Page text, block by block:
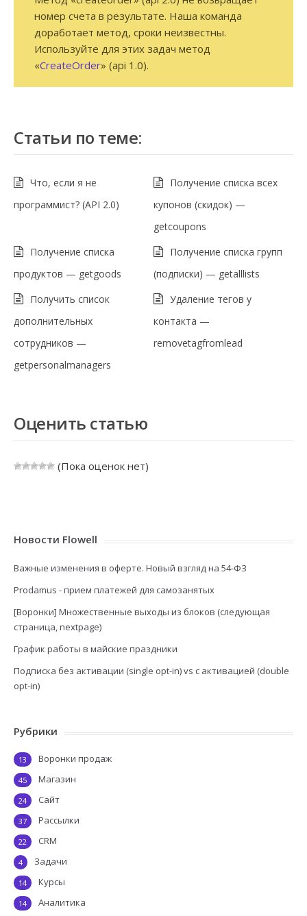
номер счета в результате. Наша команда
доработает метод, сроки неизвестны.
Используйте для этих задач метод
«CreateOrder» (api 1.0).
Статьи по теме:
Что, если я не
программист? (API 2.0)
Получение списка всех
купонов (скидок) —
getcoupons
Получение списка
продуктов — getgoods
Получение списка групп
(подписки) — getalllists
Получить список
дополнительных
сотрудников —
getpersonalmanagers
Удаление тегов у
контакта —
removetagfromlead
Оценить статью
(Пока оценок нет)
Новости Flowell
Важные изменения в оферте. Новый взгляд на 54-ФЗ
Prodamus - прием платежей для самозанятых
[Воронки] Множественные выходы из блоков (следующая
страница, nextpage)
График работы в майские праздники
Подписка без активации (single opt-in) vs с активацией (double
opt-in)
Рубрики
Воронки продаж
13
Магазин
45
Сайт
24
Рассылки
37
CRM
22
Задачи
4
Курсы
14
Аналитика
14